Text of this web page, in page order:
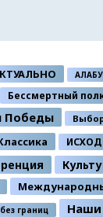
Бессмертный
Победы
ИСХОД
границ Наши